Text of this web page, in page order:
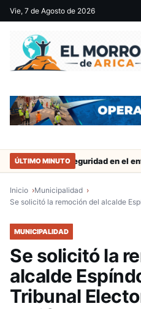
Vie, 7 de Agosto de 2026
ÚLTIMO MINUTO
seguridad en el entorno
Inicio
Municipalidad
Se solicitó la remoción del alcalde
MUNICIPALIDAD
Se solicitó la
alcalde
Tribunal